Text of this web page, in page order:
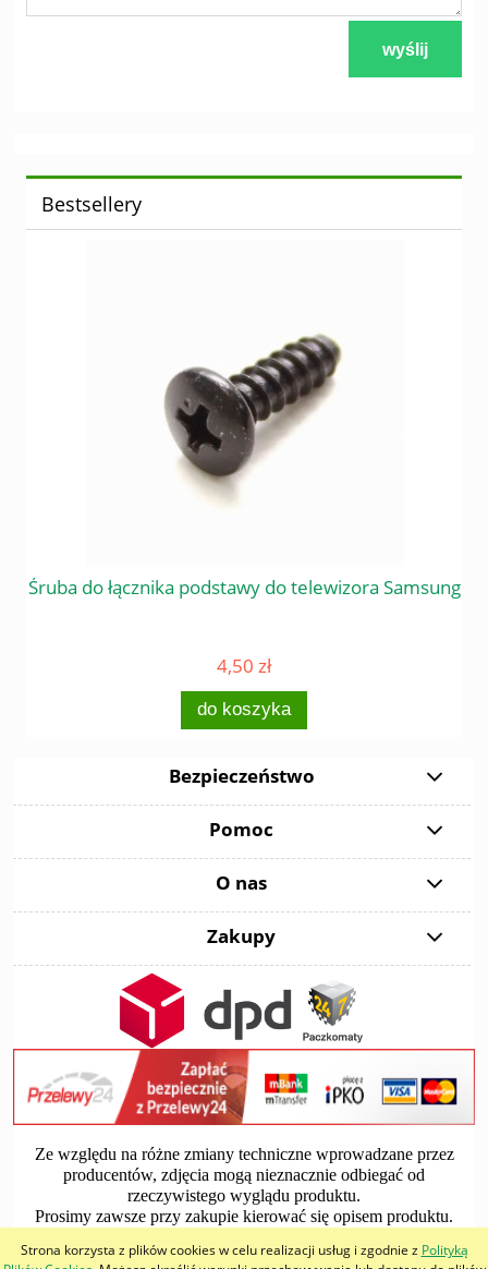
Strona korzysta z plików cookies w celu realizacji usług i zgodnie z Polityką
wyślij
Bestsellery
Śruba do łącznika podstawy do telewizora Samsung
4,50 zł
do koszyka
Bezpieczeństwo
Pomoc
O nas
Zakupy
Ze względu na różne zmiany techniczne wprowadzane przez
producentów, zdjęcia mogą nieznacznie odbiegać od
rzeczywistego wyglądu produktu.
Prosimy zawsze przy zakupie kierować się opisem produktu.